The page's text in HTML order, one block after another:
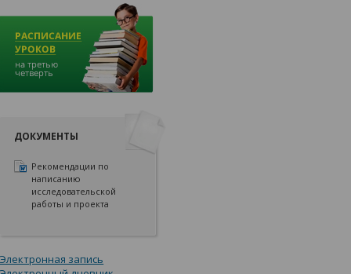
ДОКУМЕНТЫ
Рекомендации по
написанию
исследовательской
работы и проекта
Электронная запись